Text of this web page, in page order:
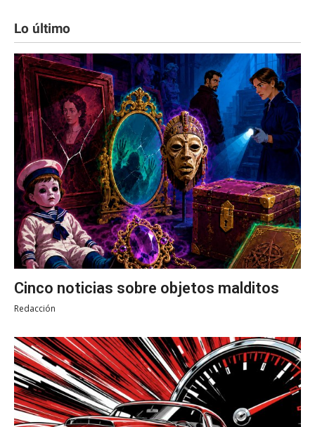
Lo último
Cinco noticias sobre objetos malditos
Redacción